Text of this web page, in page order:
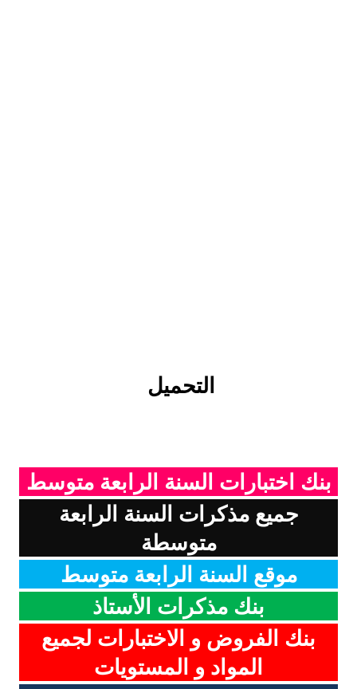
التحميل
بنك اختبارات السنة الرابعة متوسط
جميع مذكرات السنة الرابعة
متوسطة
موقع السنة الرابعة متوسط
بنك مذكرات الأستاذ
بنك الفروض و الاختبارات لجميع
المواد و المستويات